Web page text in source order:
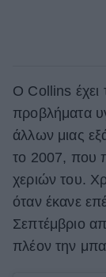
Ο Collins έχει
προβλήματα
άλλων μιας
το 2007, που
χεριών του.
όταν έκανε
Σεπτέμβριο
πλέον την